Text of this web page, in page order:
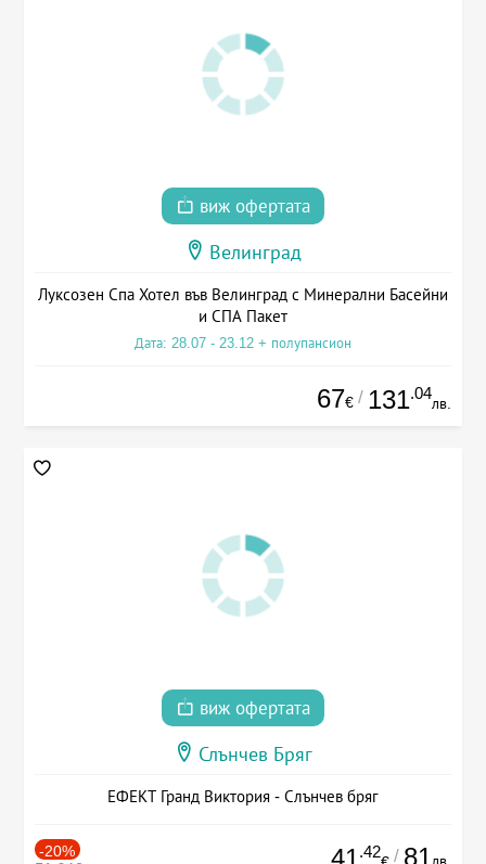
виж офертата
Велинград
Луксозен Спа Хотел във Велинград с Минерални Басейни
и СПА Пакет
Дата: 28.07 - 23.12 + полупансион
67€ / 131.04
лв.
виж офертата
Слънчев Бряг
ЕФЕКТ Гранд Виктория - Слънчев бряг
-20% 41 .42 / 81